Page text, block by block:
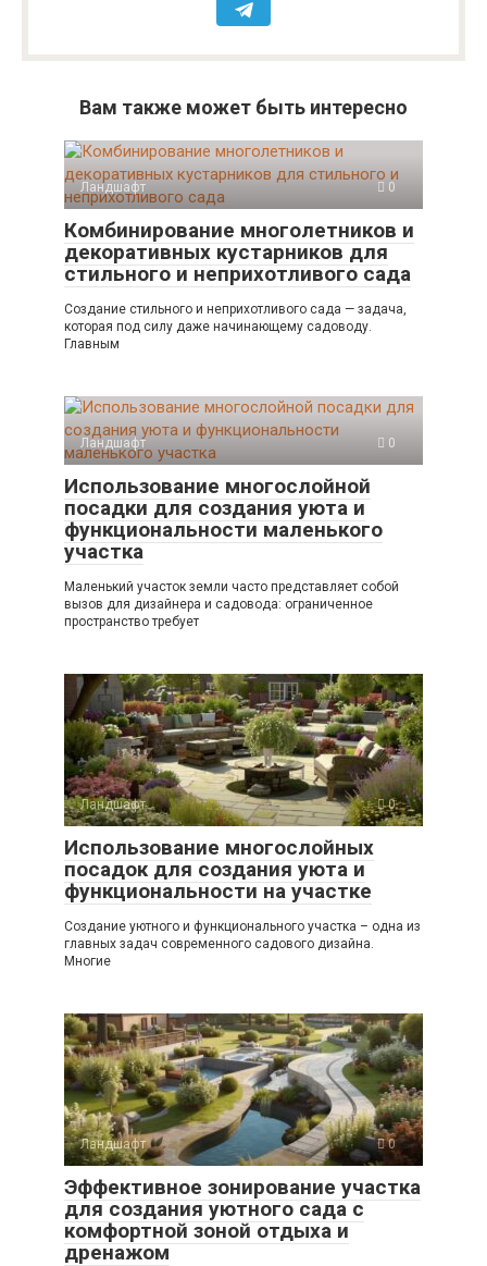
Вам также может быть интересно
Ландшафт 0
Комбинирование многолетников и
декоративных кустарников для
стильного и неприхотливого сада
Создание стильного и неприхотливого сада — задача,
которая под силу даже начинающему садоводу.
Главным
Ландшафт 0
Использование многослойной
посадки для создания уюта и
функциональности маленького
участка
Маленький участок земли часто представляет собой
вызов для дизайнера и садовода: ограниченное
пространство требует
Ландшафт 0
Использование многослойных
посадок для создания уюта и
функциональности на участке
Создание уютного и функционального участка – одна из
главных задач современного садового дизайна.
Многие
Ландшафт 0
Эффективное зонирование участка
для создания уютного сада с
комфортной зоной отдыха и
дренажом